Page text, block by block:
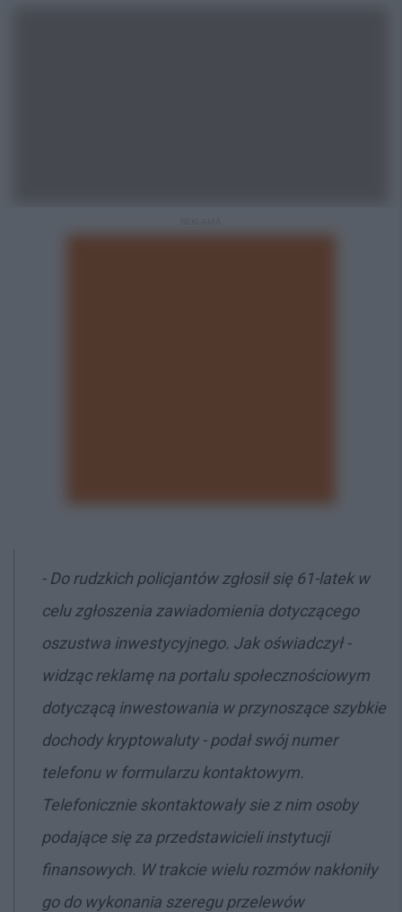
- Do rudzkich policjantów zgłosił się 61-latek w
celu zgłoszenia zawiadomienia dotyczącego
oszustwa inwestycyjnego. Jak oświadczył -
widząc reklamę na portalu społecznościowym
dotyczącą inwestowania w przynoszące szybkie
dochody kryptowaluty - podał swój numer
telefonu w formularzu kontaktowym.
Telefonicznie skontaktowały sie z nim osoby
podające się za przedstawicieli instytucji
finansowych. W trakcie wielu rozmów nakłoniły
go do wykonania szeregu przelewów